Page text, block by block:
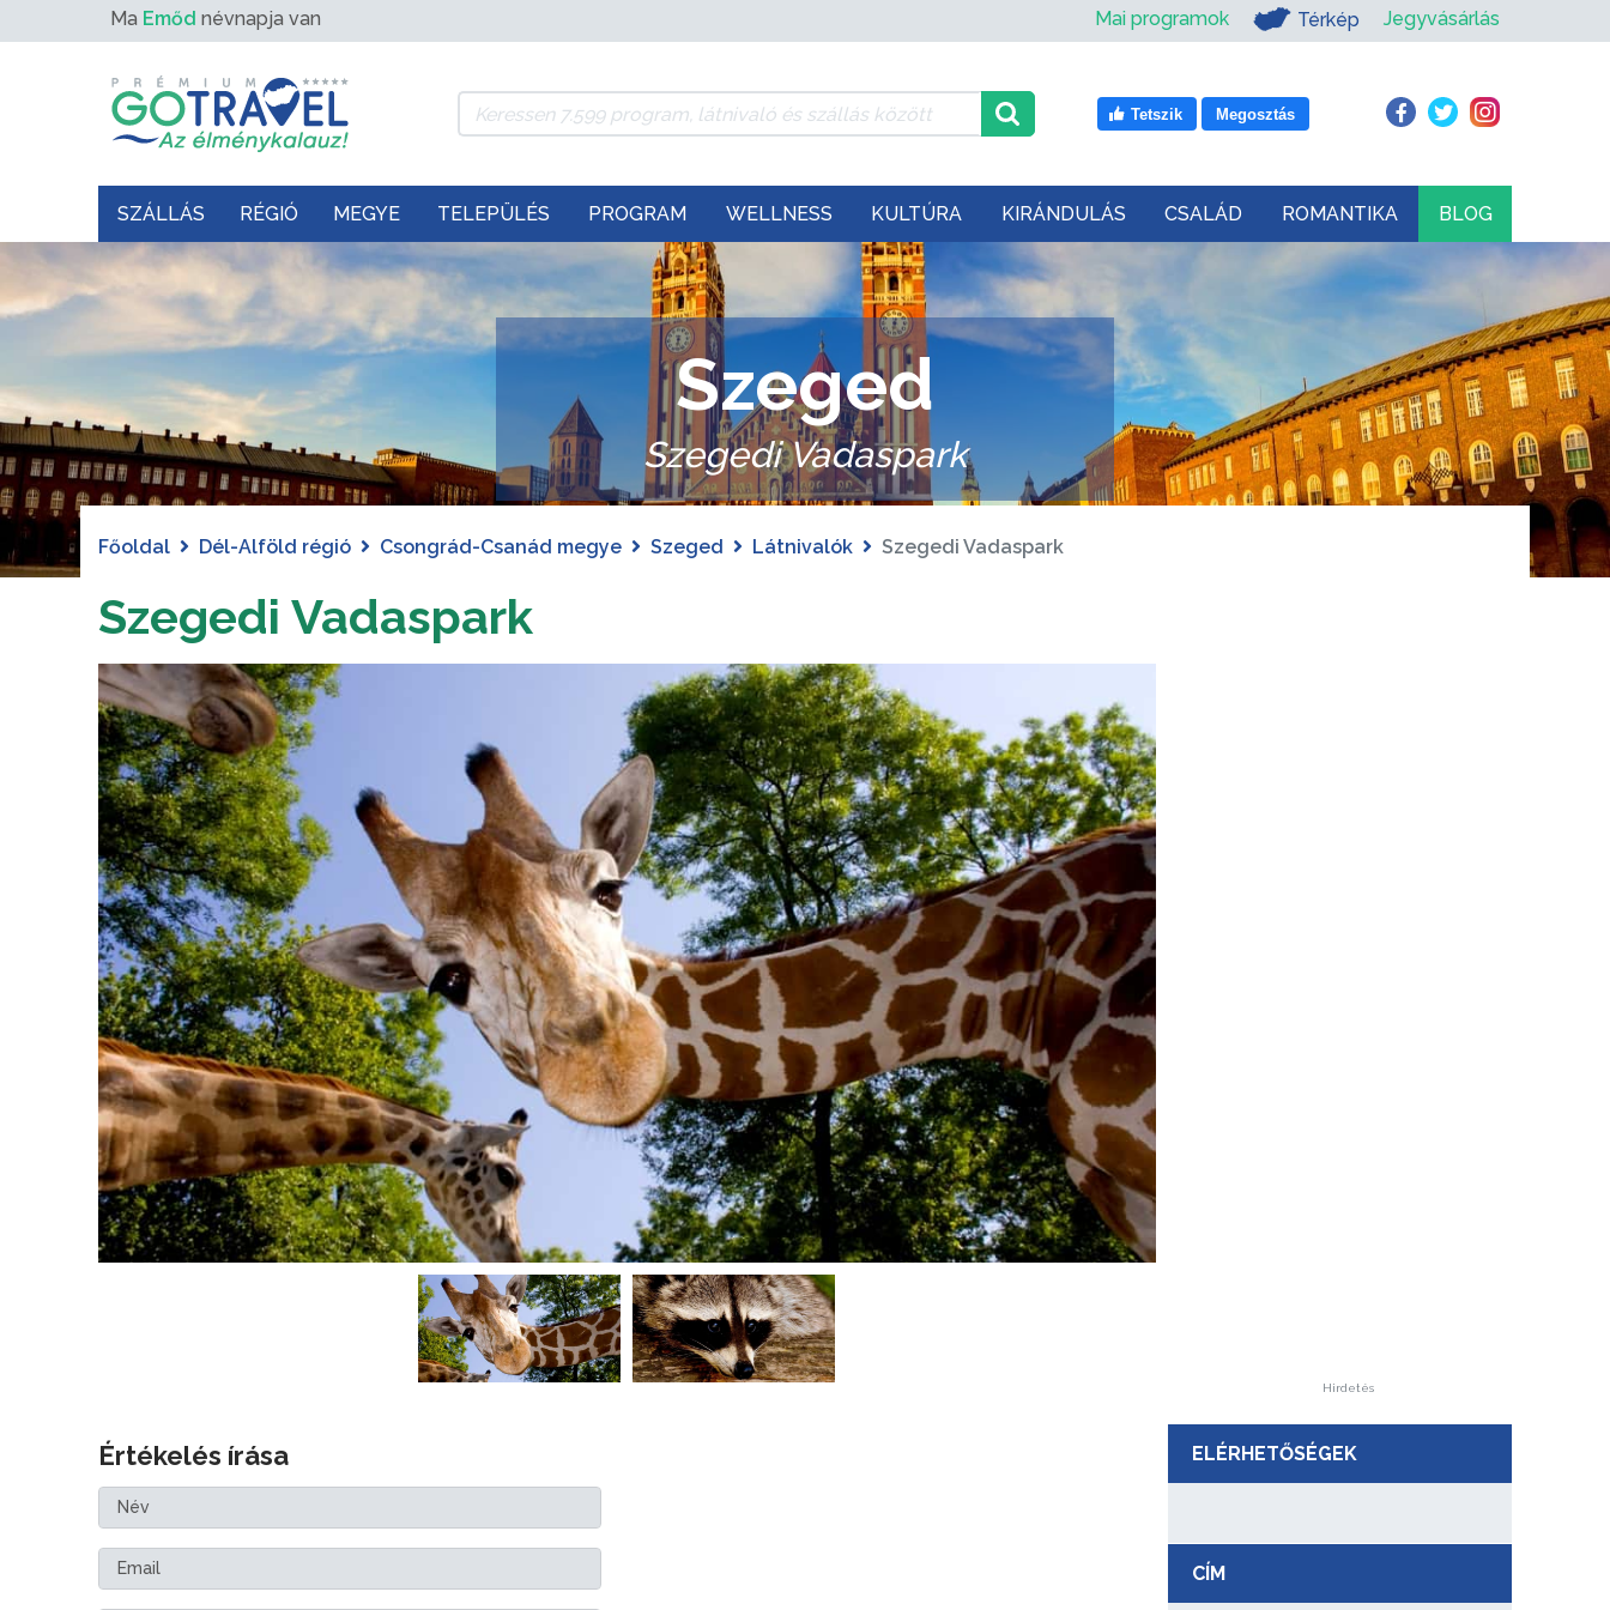
Ma Emőd névnapja van Mai programok Térkép Jegyvásárlás
Tetszik Megosztás
SZÁLLÁS RÉGIÓ MEGYE TELEPÜLÉS PROGRAM WELLNESS KULTÚRA KIRÁNDULÁS CSALÁD ROMANTIKA BLOG
Szeged
Szegedi Vadaspark
Főoldal Dél-Alföld régió Csongrád-Csanád megye Szeged Látnivalók Szegedi Vadaspark
Szegedi Vadaspark
Értékelés írása
Hirdetés
ELÉRHETŐSÉGEK
CÍM